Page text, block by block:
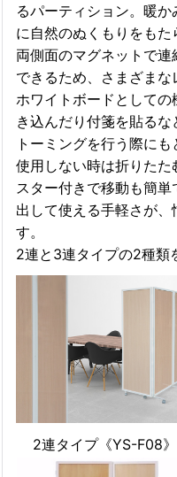
るパーティション。暖
に自然のぬくもりをもた
両側面のマグネットで
できるため、さまざまな
ホワイトボードとして
き込んだり付箋を貼る
トーミングを行う際にも
使用しない時は折りた
スター付きで移動も簡
出して使える手軽さが
す。
2連と3連タイプの2種類
2連タイプ《YS-F08》